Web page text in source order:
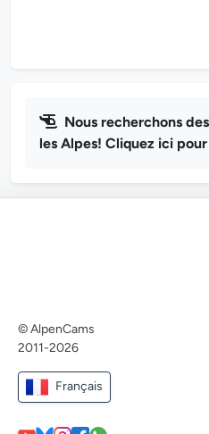
Nous recherchons
les Alpes! Cliquez ici
© AlpenCams
2011-2026
Français